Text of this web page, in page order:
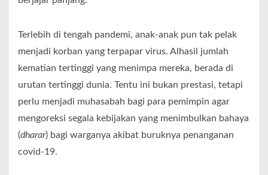
Terlebih di tengah pandemi, anak-anak pun tak pelak
menjadi korban yang terpapar virus. Alhasil jumlah
kematian tertinggi yang menimpa mereka, berada di
urutan tertinggi dunia. Tentu ini bukan prestasi, tetapi
perlu menjadi muhasabah bagi para pemimpin agar
mengoreksi segala kebijakan yang menimbulkan bahaya
(dharar) bagi warganya akibat buruknya penanganan
covid-19.